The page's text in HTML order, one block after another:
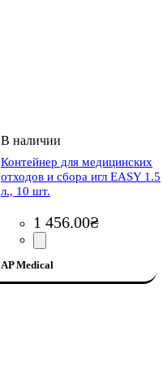
Контейнер для медицинских
отходов и сбора игл EASY 1.5
л., 10 шт.
1 456.00₴
AP Medical